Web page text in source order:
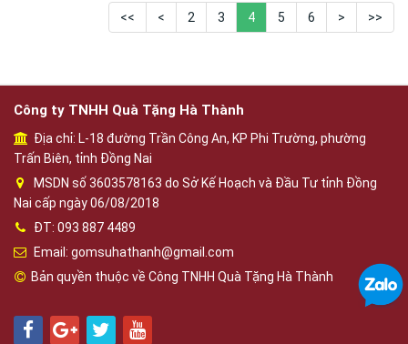
<< < 2 3 4 5 6 > >>
Công ty TNHH Quà Tặng Hà Thành
Địa chỉ: L-18 đường Trần Công An, KP Phi Trường, phường
Trấn Biên, tỉnh Đồng Nai
MSDN số 3603578163 do Sở Kế Hoạch và Đầu Tư tỉnh Đồng
Nai cấp ngày 06/08/2018
ĐT: 093 887 4489
Email: gomsuhathanh@gmail.com
Bản quyền thuộc về Công TNHH Quà Tặng Hà Thành